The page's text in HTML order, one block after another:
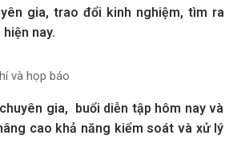
gia, trao đổi kinh nghiệm, tìm ra
nay.
và họp báo
gia, buổi diễn tập hôm nay và
cao khả năng kiểm soát và xử lý